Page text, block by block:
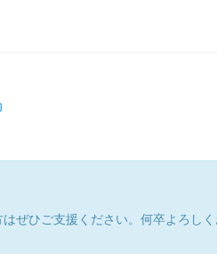
ぜひご支援ください。何卒よろし